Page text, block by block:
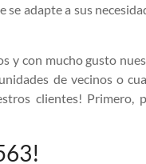
adapte a sus
y con mucho gusto
de vecinos o
clientes! Primero,